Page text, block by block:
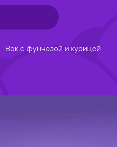
Вок с фунчозой и курицей